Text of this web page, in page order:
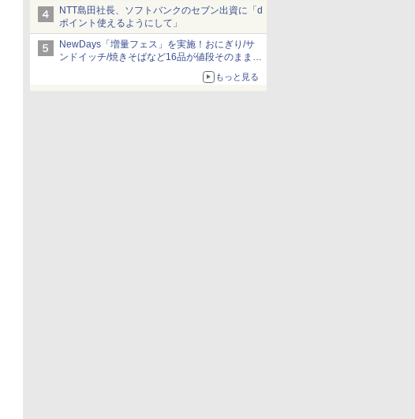
NTT島田社長、ソフトバンクのセブン出資に「d
ポイント使えるようにして」
NewDays「増量フェス」を実施！おにぎり/サ
ンドイッチ/焼きそばなど16品が値段そのままで
もっと見る